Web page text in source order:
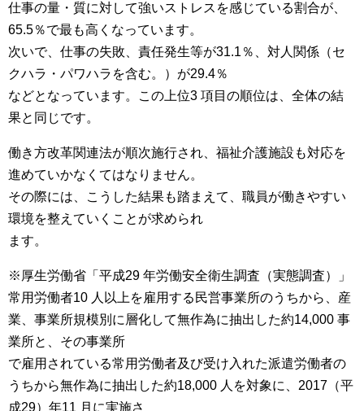
仕事の量・質に対して強いストレスを感じている割合が、
65.5％で最も高くなっています。
次いで、仕事の失敗、責任発生等が31.1％、対人関係（セ
クハラ・パワハラを含む。）が29.4％
などとなっています。この上位3 項目の順位は、全体の結
果と同じです。
働き方改革関連法が順次施行され、福祉介護施設も対応を
進めていかなくてはなりません。
その際には、こうした結果も踏まえて、職員が働きやすい
環境を整えていくことが求められ
ます。
※厚生労働省「平成29 年労働安全衛生調査（実態調査）」
常用労働者10 人以上を雇用する民営事業所のうちから、産
業、事業所規模別に層化して無作為に抽出した約14,000 事
業所と、その事業所
で雇用されている常用労働者及び受け入れた派遣労働者の
うちから無作為に抽出した約18,000 人を対象に、2017（平
成29）年11 月に実施さ